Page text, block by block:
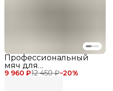
9 960 ₽12 450 ₽−20%
Профессиональный
мяч для
художественной